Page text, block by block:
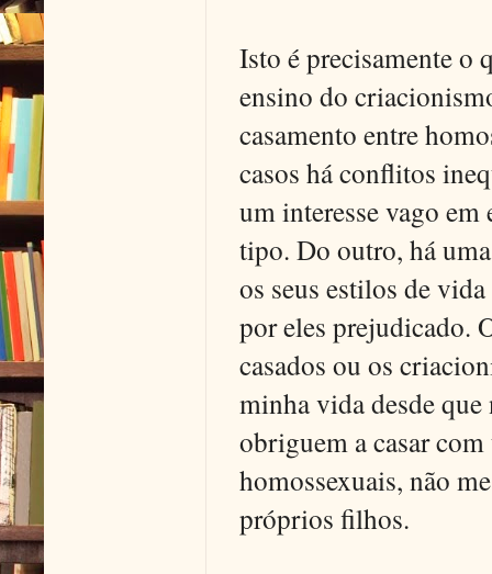
Isto é precisamente o
ensino do
casamento entre
casos há conflitos
um interesse vago em
tipo. Do outro, há
os seus estilos de
por eles prejudicado.
casados ou os
minha vida desde
obriguem a casar
homossexuais, não
próprios filhos.